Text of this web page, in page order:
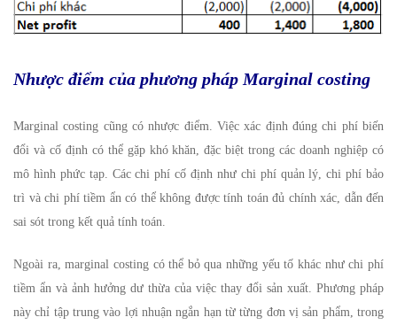
Nhược điểm của phương pháp Marginal costing
Marginal costing cũng có nhược điểm. Việc xác định đúng chi phí biến
đổi và cố định có thể gặp khó khăn, đặc biệt trong các doanh nghiệp có
mô hình phức tạp. Các chi phí cố định như chi phí quản lý, chi phí bảo
trì và chi phí tiềm ẩn có thể không được tính toán đủ chính xác, dẫn đến
sai sót trong kết quả tính toán.
Ngoài ra, marginal costing có thể bỏ qua những yếu tố khác như chi phí
tiềm ẩn và ảnh hưởng dư thừa của việc thay đổi sản xuất. Phương pháp
này chỉ tập trung vào lợi nhuận ngắn hạn từ từng đơn vị sản phẩm, trong